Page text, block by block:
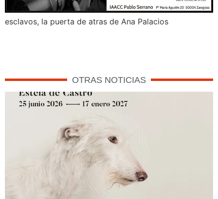
esclavos, la puerta de atras de Ana Palacios
OTRAS NOTICIAS